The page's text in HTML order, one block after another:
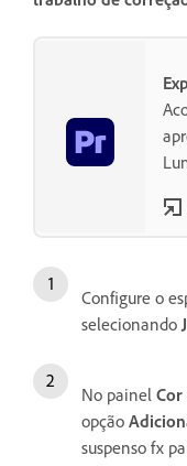
Configure o
selecionando
No painel
opção
suspenso fx